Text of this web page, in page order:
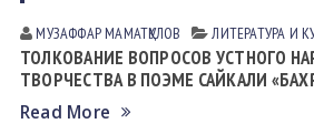
МУЗАФФАР МАМАТҚУЛОВ ЛИТЕРАТУРА И
ТОЛКОВАНИЕ ВОПРОСОВ УСТНОГО
ТВОРЧЕСТВА В ПОЭМЕ САЙКАЛИ
Read More